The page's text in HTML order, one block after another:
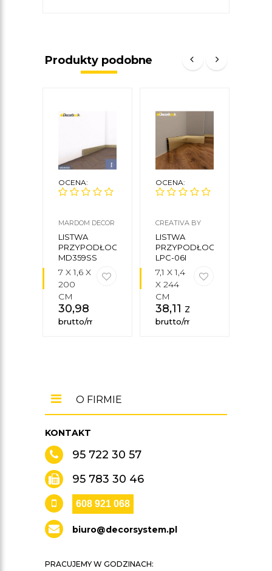
Produkty podobne
OCENA:
MARDOM DECOR
LISTWA
PRZYPODŁOGOWA
MD359SS
7 X 1,6 X
200
CM
30,98
brutto/mb
OCENA:
CREATIVA BY
CEZAR
LISTWA
PRZYPODŁOGOWA
LPC-06I
7,1 X 1,4
X 244
CM
38,11 zł
brutto/mb
KONTAKT
95 722 30 57
95 783 30 46
608 921 068
biuro@decorsystem.pl
PRACUJEMY W GODZINACH:
O FIRMIE